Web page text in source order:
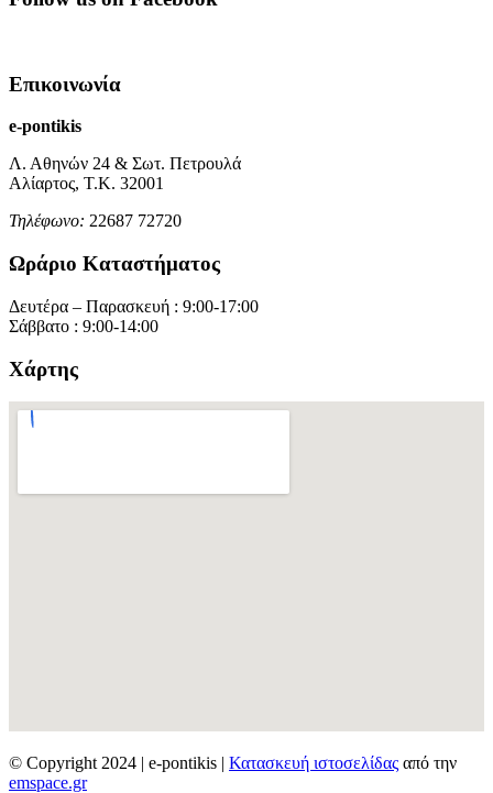
Επικοινωνία
e-pontikis
Λ. Αθηνών 24 & Σωτ. Πετρουλά
Αλίαρτος, Τ.Κ. 32001
Τηλέφωνο: 22687 72720
Ωράριο Καταστήματος
Δευτέρα – Παρασκευή : 9:00-17:00
Σάββατο : 9:00-14:00
Χάρτης
© Copyright 2024 | e-pontikis | Κατασκευή ιστοσελίδας από την
emspace.gr